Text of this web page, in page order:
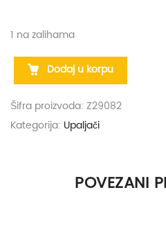
1 na zalihama
Dodaj u korpu
Šifra proizvoda: Z29082
Kategorija: Upaljači
POVEZANI